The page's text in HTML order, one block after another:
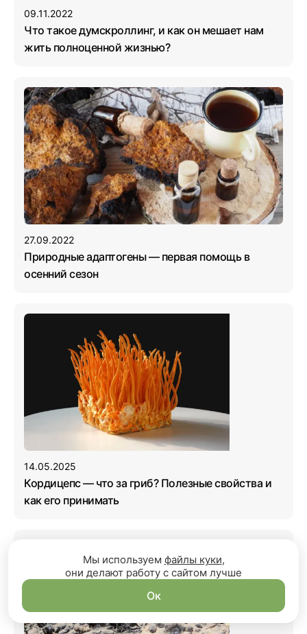
09.11.2022
Что такое думскроллинг, и как он мешает нам
жить полноценной жизнью?
27.09.2022
Природные адаптогены — первая помощь в
осенний сезон
14.05.2025
Кордицепс — что за гриб? Полезные свойства и
как его принимать
Мы используем файлы куки,
они делают работу с сайтом лучше
Ок